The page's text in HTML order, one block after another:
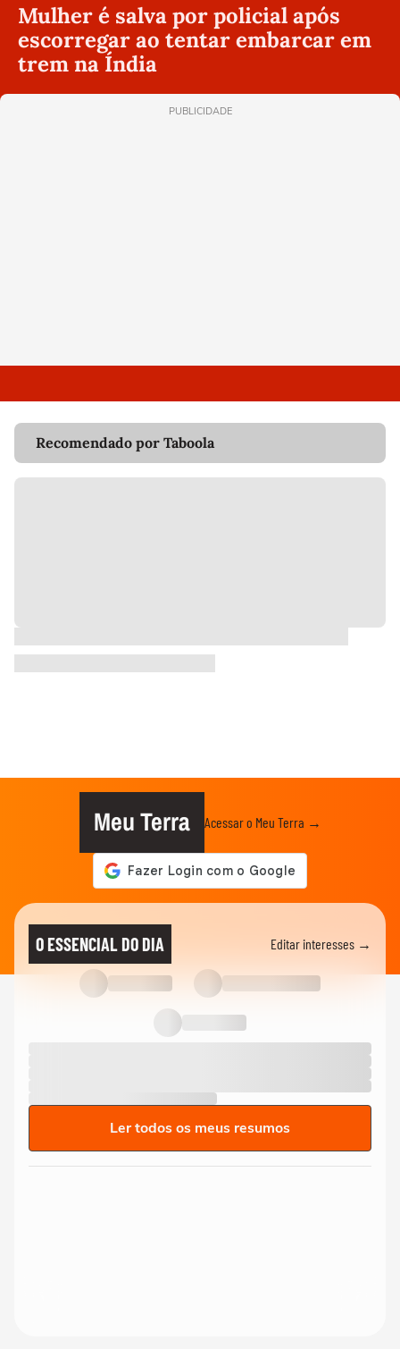
Mulher é salva por policial após
escorregar ao tentar embarcar em
trem na Índia
PUBLICIDADE
Recomendado por Taboola
Meu Terra Acessar o Meu Terra →
O ESSENCIAL DO DIA Editar interesses →
Ler todos os meus resumos